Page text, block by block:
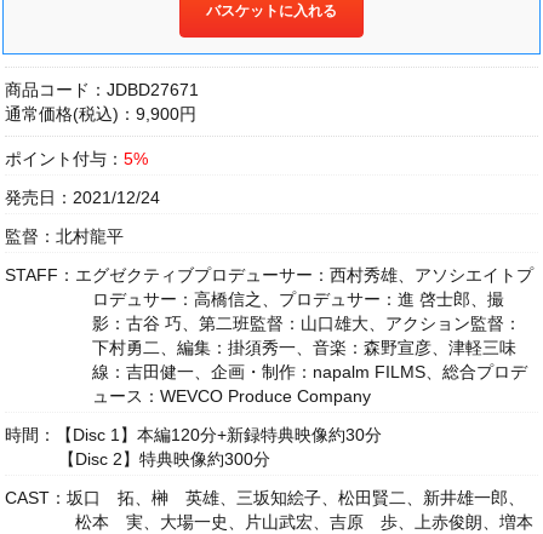
バスケットに入れる
商品コード：JDBD27671
通常価格(税込)：9,900円
ポイント付与：5%
発売日：2021/12/24
監督：北村龍平
STAFF：エグゼクティブプロデューサー：西村秀雄、アソシエイトプ
ロデュサー：高橋信之、プロデュサー：進 啓士郎、撮
影：古谷 巧、第二班監督：山口雄大、アクション監督：
下村勇二、編集：掛須秀一、音楽：森野宣彦、津軽三味
線：吉田健一、企画・制作：napalm FILMS、総合プロデ
ュース：WEVCO Produce Company
時間：【Disc 1】本編120分+新録特典映像約30分
【Disc 2】特典映像約300分
CAST：坂口 拓、榊 英雄、三坂知絵子、松田賢二、新井雄一郎、
松本 実、大場一史、片山武宏、吉原 歩、上赤俊朗、増本